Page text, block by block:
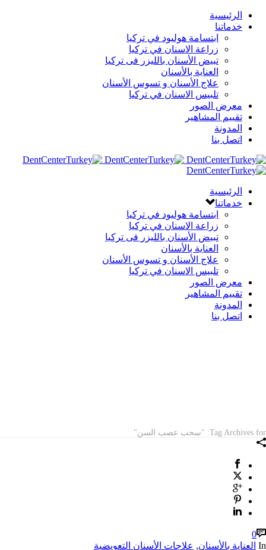
الرئيسية
خدماتنا
ابتسامة هوليود في تركيا
زراعة الاسنان في تركيا
تبيض الأسنان بالليزر فى تركيا
العناية بالأسنان
علاج الأسنان و تسوس الأسنان
تلبيس الاسنان في تركيا
معرض الصور
تقييم المشاهير
المدونة
اتصل بنا
الرئيسية
خدماتنا
ابتسامة هوليود في تركيا
زراعة الاسنان في تركيا
تبيض الأسنان بالليزر فى تركيا
العناية بالأسنان
علاج الأسنان و تسوس الأسنان
تلبيس الاسنان في تركيا
معرض الصور
تقييم المشاهير
المدونة
اتصل بنا
Tag Archives for: "سحب عصب السن"
0
In العناية بالأسنان, علاجات الأسنان التعويضية